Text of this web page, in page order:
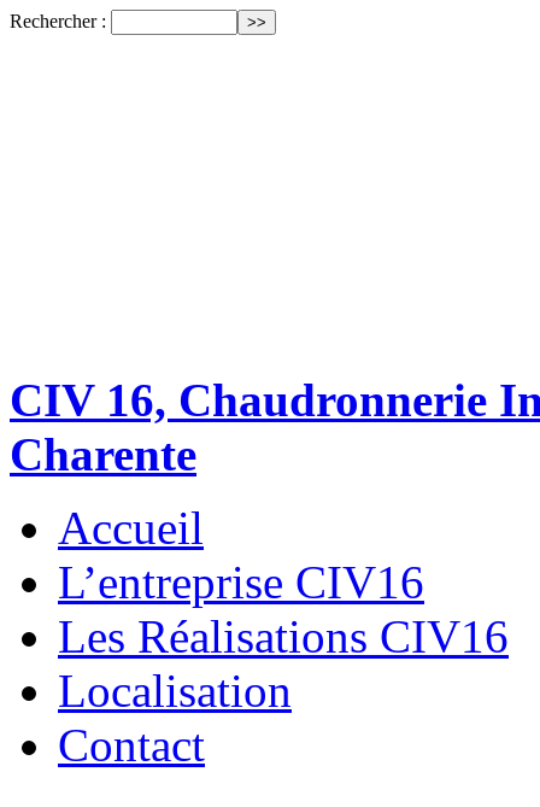
Rechercher :
CIV 16, Chaudronnerie
Charente
Accueil
L’entreprise CIV16
Les Réalisations CIV16
Localisation
Contact